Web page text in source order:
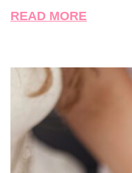
READ MORE